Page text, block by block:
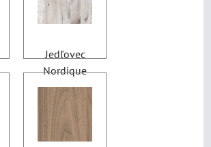
Jedľovec
Nordique